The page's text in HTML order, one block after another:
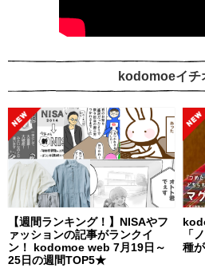
kodomoeイチ
【週間ランキング！】NISAやフ
ァッションの記事がランクイ
ン！ kodomoe web 7月19日～
25日の週間TOP5★
「
種